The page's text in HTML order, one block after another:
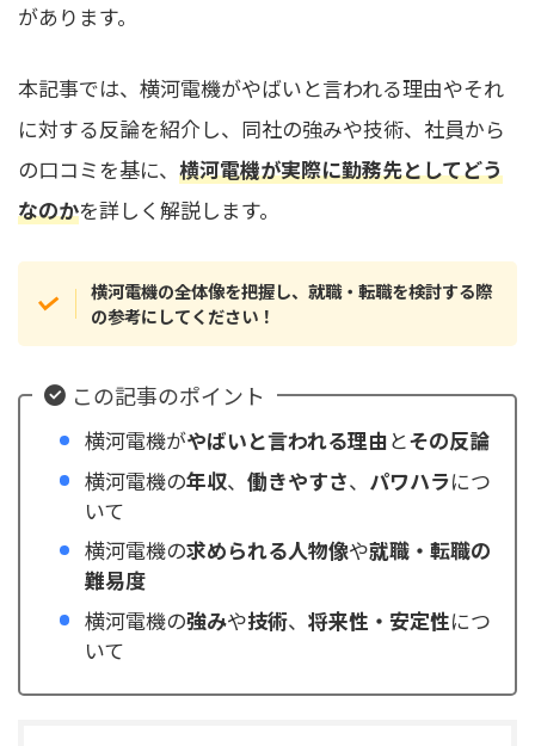
があります。
本記事では、横河電機がやばいと言われる理由やそれ
に対する反論を紹介し、同社の強みや技術、社員から
の口コミを基に、 横河電機が実際に勤務先としてどう
なのかを詳しく解説します。
横河電機の全体像を把握し、就職・転職を検討する際
の参考にしてください！
この記事のポイント
横河電機がやばいと言われる理由とその反論
横河電機の年収、 働きやすさ、 パワハラにつ
いて
横河電機の求められる人物像や就職・転職の
難易度
横河電機の強みや技術、 将来性・安定性につ
いて